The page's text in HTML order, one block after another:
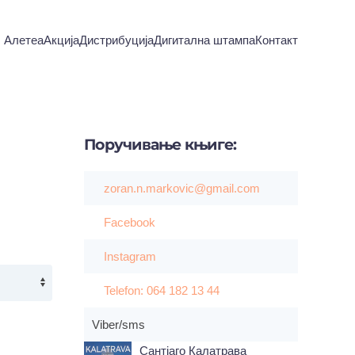
АлетеаАкцијаДистрибуцијаДигитална штампаКонтакт
Поручивањекњиге:
zoran.n.markovic@gmail.com
Facebook
Instagram
Telefon: 064 182 13 44
Viber/sms
Сантјаго Калатрава